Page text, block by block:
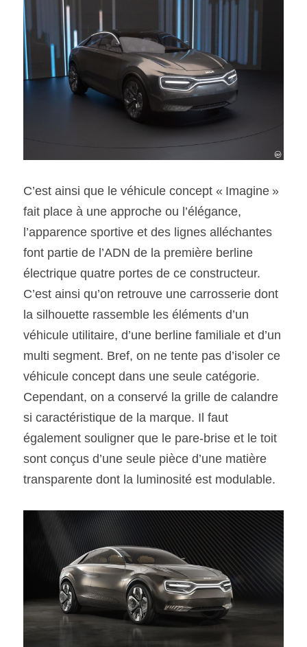
C’est ainsi que le véhicule concept « Imagine »
fait place à une approche ou l’élégance,
l’apparence sportive et des lignes alléchantes
font partie de l’ADN de la première berline
électrique quatre portes de ce constructeur.
C’est ainsi qu’on retrouve une carrosserie dont
la silhouette rassemble les éléments d’un
véhicule utilitaire, d’une berline familiale et d’un
multi segment. Bref, on ne tente pas d’isoler ce
véhicule concept dans une seule catégorie.
Cependant, on a conservé la grille de calandre
si caractéristique de la marque. Il faut
également souligner que le pare-brise et le toit
sont conçus d’une seule pièce d’une matière
transparente dont la luminosité est modulable.